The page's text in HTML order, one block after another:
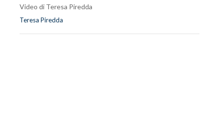
Video di Teresa Piredda
Teresa Piredda